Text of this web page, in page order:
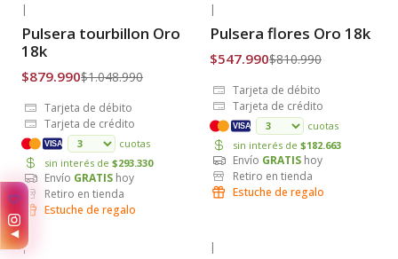
Envío Gratis
|
Pulsera tourbillon Oro
18k
$879.990$1.048.990
Tarjeta de débito
Tarjeta de crédito
VISA
cuotas
sin interés de $293.330
Envío GRATIS hoy
Retiro en tienda
Estuche de regalo
Envío Gratis
|
Pulsera flores Oro 18k
$547.990$810.990
Tarjeta de débito
Tarjeta de crédito
VISA
cuotas
sin interés de $182.663
Envío GRATIS hoy
Retiro en tienda
Estuche de regalo
| |
✨
◀